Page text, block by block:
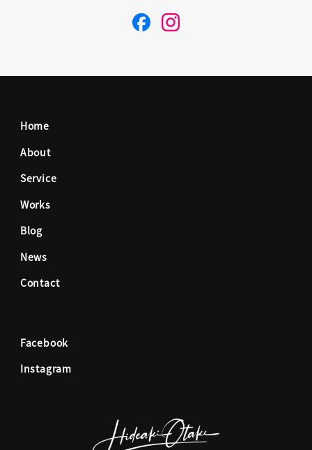
F I
Home
About
Service
Works
Blog
News
Contact
Facebook
Instagram